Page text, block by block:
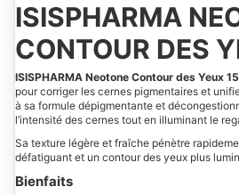
ISISPHARMA
CONTOUR DES
ISISPHARMA Neotone Contour des Yeux
pour corriger les cernes pigmentaires et
à sa formule dépigmentante et
l’intensité des cernes tout en illuminant le
Sa texture légère et fraîche pénètre
défatiguant et un contour des yeux plus
Bienfaits